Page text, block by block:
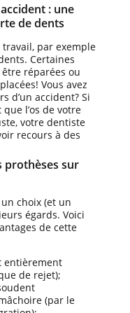
: une
de dents
par exemple
Certaines
réparées ou
Vous avez
d’un accident? Si
l’os de votre
votre dentiste
recours à des
prothèses sur
choix (et un
égards. Voici
de cette
entièrement
de rejet);
(par le